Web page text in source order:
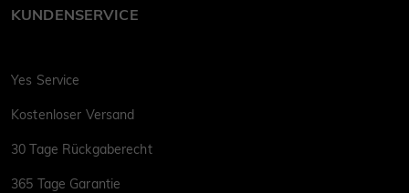
KUNDENSERVICE
Yes Service
Kostenloser Versand
30 Tage Rückgaberecht
365 Tage Garantie